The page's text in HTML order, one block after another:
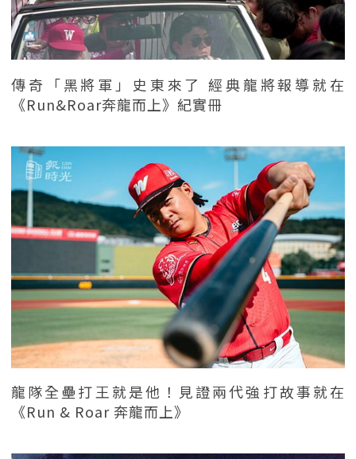
傳奇「黑將軍」史東來了 經典龍將報導就在
《Run&Roar奔龍而上》紀實冊
龍隊全壘打王就是他！見證兩代強打故事就在
《Run & Roar 奔龍而上》